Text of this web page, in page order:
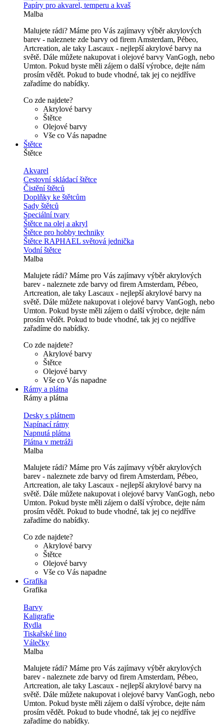
Papíry pro akvarel, temperu a kvaš
Malba
Malujete rádi? Máme pro Vás zajímavy výběr akrylových
barev - naleznete zde barvy od firem Amsterdam, Pébeo,
Artcreation, ale taky Lascaux - nejlepší akrylové barvy na
světě. Dále můžete nakupovat i olejové barvy VanGogh, nebo
Umton. Pokud byste měli zájem o další výrobce, dejte nám
prosím vědět. Pokud to bude vhodné, tak jej co nejdříve
zařadíme do nabídky.
Co zde najdete?
Akrylové barvy
Štětce
Olejové barvy
Vše co Vás napadne
Štětce
Štětce
Akvarel
Cestovní skládací štětce
Čistění štětců
Doplňky ke štětcům
Sady štětců
Speciální tvary
Štětce na olej a akryl
Štětce pro hobby techniky
Štětce RAPHAEL světová jednička
Vodní štětce
Malba
Malujete rádi? Máme pro Vás zajímavy výběr akrylových
barev - naleznete zde barvy od firem Amsterdam, Pébeo,
Artcreation, ale taky Lascaux - nejlepší akrylové barvy na
světě. Dále můžete nakupovat i olejové barvy VanGogh, nebo
Umton. Pokud byste měli zájem o další výrobce, dejte nám
prosím vědět. Pokud to bude vhodné, tak jej co nejdříve
zařadíme do nabídky.
Co zde najdete?
Akrylové barvy
Štětce
Olejové barvy
Vše co Vás napadne
Rámy a plátna
Rámy a plátna
Desky s plátnem
Napínací rámy
Napnutá plátna
Plátna v metráži
Malba
Malujete rádi? Máme pro Vás zajímavy výběr akrylových
barev - naleznete zde barvy od firem Amsterdam, Pébeo,
Artcreation, ale taky Lascaux - nejlepší akrylové barvy na
světě. Dále můžete nakupovat i olejové barvy VanGogh, nebo
Umton. Pokud byste měli zájem o další výrobce, dejte nám
prosím vědět. Pokud to bude vhodné, tak jej co nejdříve
zařadíme do nabídky.
Co zde najdete?
Akrylové barvy
Štětce
Olejové barvy
Vše co Vás napadne
Grafika
Grafika
Barvy
Kaligrafie
Rydla
Tiskařské lino
Válečky
Malba
Malujete rádi? Máme pro Vás zajímavy výběr akrylových
barev - naleznete zde barvy od firem Amsterdam, Pébeo,
Artcreation, ale taky Lascaux - nejlepší akrylové barvy na
světě. Dále můžete nakupovat i olejové barvy VanGogh, nebo
Umton. Pokud byste měli zájem o další výrobce, dejte nám
prosím vědět. Pokud to bude vhodné, tak jej co nejdříve
zařadíme do nabídky.